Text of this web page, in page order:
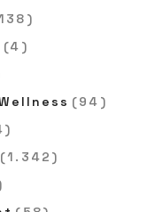
(4)
(94)
(1.342)